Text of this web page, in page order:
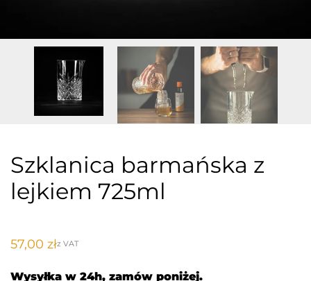
Szklanica barmańska z
lejkiem 725ml
57,00 złz VAT
Wysyłka w 24h, zamów poniżej.